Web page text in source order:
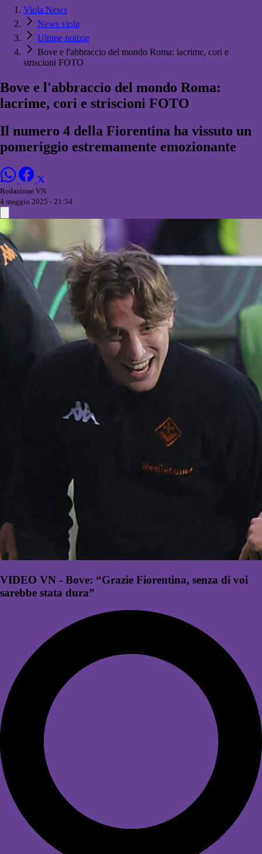
Viola News
News viola
Ultime notizie
Bove e l'abbraccio del mondo Roma: lacrime, cori e
striscioni FOTO
Bove e l'abbraccio del mondo Roma:
lacrime, cori e striscioni FOTO
Il numero 4 della Fiorentina ha vissuto un
pomeriggio estremamente emozionante
Redazione VN
4 maggio 2025 - 21:54
VIDEO VN - Bove: “Grazie Fiorentina, senza di voi
sarebbe stata dura”